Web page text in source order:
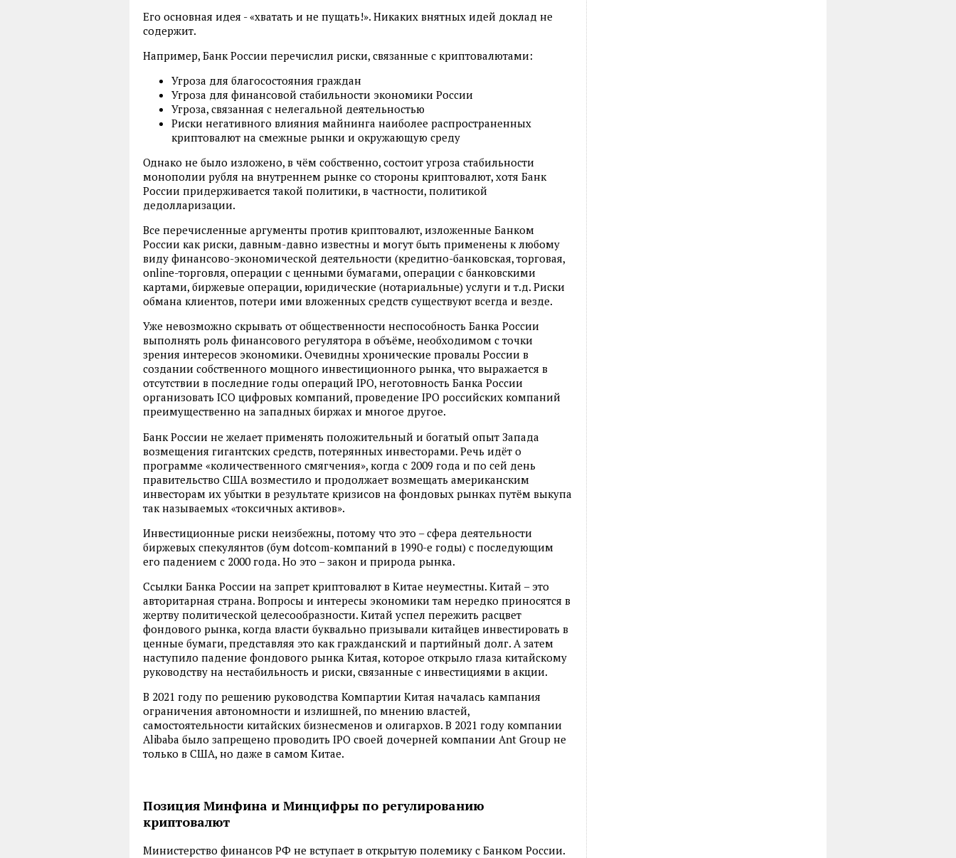
Его основная идея - «хватать и не пущать!». Никаких внятных идей доклад не
содержит.
Например, Банк России перечислил риски, связанные с криптовалютами:
Угроза для благосостояния граждан
Угроза для финансовой стабильности экономики России
Угроза, связанная с нелегальной деятельностью
Риски негативного влияния майнинга наиболее распространенных
криптовалют на смежные рынки и окружающую среду
Однако не было изложено, в чём собственно, состоит угроза стабильности
монополии рубля на внутреннем рынке со стороны криптовалют, хотя Банк
России придерживается такой политики, в частности, политикой
дедолларизации.
Все перечисленные аргументы против криптовалют, изложенные Банком
России как риски, давным-давно известны и могут быть применены к любому
виду финансово-экономической деятельности (кредитно-банковская, торговая,
online-торговля, операции с ценными бумагами, операции с банковскими
картами, биржевые операции, юридические (нотариальные) услуги и т.д. Риски
обмана клиентов, потери ими вложенных средств существуют всегда и везде.
Уже невозможно скрывать от общественности неспособность Банка России
выполнять роль финансового регулятора в объёме, необходимом с точки
зрения интересов экономики. Очевидны хронические провалы России в
создании собственного мощного инвестиционного рынка, что выражается в
отсутствии в последние годы операций IPO, неготовность Банка России
организовать ICO цифровых компаний, проведение IPO российских компаний
преимущественно на западных биржах и многое другое.
Банк России не желает применять положительный и богатый опыт Запада
возмещения гигантских средств, потерянных инвесторами. Речь идёт о
программе «количественного смягчения», когда с 2009 года и по сей день
правительство США возместило и продолжает возмещать американским
инвесторам их убытки в результате кризисов на фондовых рынках путём выкупа
так называемых «токсичных активов».
Инвестиционные риски неизбежны, потому что это – сфера деятельности
биржевых спекулянтов (бум dotcom-компаний в 1990-е годы) с последующим
его падением с 2000 года. Но это – закон и природа рынка.
Ссылки Банка России на запрет криптовалют в Китае неуместны. Китай – это
авторитарная страна. Вопросы и интересы экономики там нередко приносятся в
жертву политической целесообразности. Китай успел пережить расцвет
фондового рынка, когда власти буквально призывали китайцев инвестировать в
ценные бумаги, представляя это как гражданский и партийный долг. А затем
наступило падение фондового рынка Китая, которое открыло глаза китайскому
руководству на нестабильность и риски, связанные с инвестициями в акции.
В 2021 году по решению руководства Компартии Китая началась кампания
ограничения автономности и излишней, по мнению властей,
самостоятельности китайских бизнесменов и олигархов. В 2021 году компании
Alibaba было запрещено проводить IPO своей дочерней компании Ant Group не
только в США, но даже в самом Китае.
Позиция Минфина и Минцифры по регулированию
криптовалют
Министерство финансов РФ не вступает в открытую полемику с Банком России.